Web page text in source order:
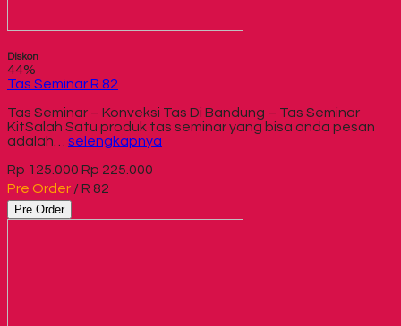
Diskon
44%
Tas Seminar R 82
Tas Seminar – Konveksi Tas Di Bandung – Tas Seminar
KitSalah Satu produk tas seminar yang bisa anda pesan
adalah… selengkapnya
Rp 125.000 Rp 225.000
Pre Order / R 82
Pre Order